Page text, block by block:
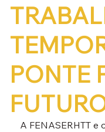
PONTE
A FENASERHTT e